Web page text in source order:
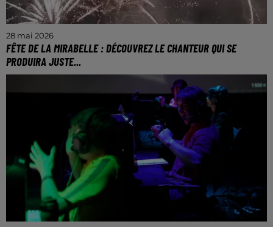
28 mai 2026
FÊTE DE LA MIRABELLE : DÉCOUVREZ LE CHANTEUR QUI SE
PRODUIRA JUSTE...
Rendez-vous le samedi 29 août sur le plan d’eau à